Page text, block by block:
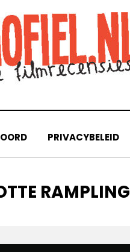
PRIVACYBELEID
RAMPLING